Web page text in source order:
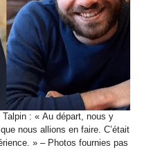
: « Au départ, nous y
nous allions en faire. C’était
» – Photos fournies pas